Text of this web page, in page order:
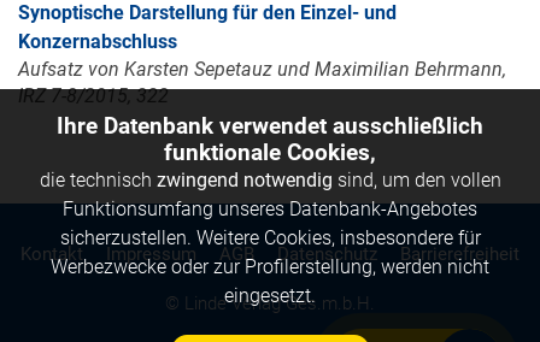
Synoptische Darstellung für den Einzel- und
Konzernabschluss
Aufsatz von Karsten Sepetauz und Maximilian Behrmann,
IRZ 7-8/2015, 322
© Linde Verlag Ges.m.b.H.
Kontakt Impressum AGB Datenschutz Barrierefreiheit
Ihre Datenbank verwendet ausschließlich
funktionale Cookies,
die technisch zwingend notwendig sind, um den vollen
Funktionsumfang unseres Datenbank-Angebotes
sicherzustellen. Weitere Cookies, insbesondere für
Werbezwecke oder zur Profilerstellung, werden nicht
eingesetzt.